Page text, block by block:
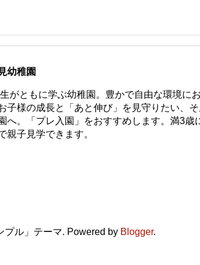
幼稚園
がともに学ぶ幼稚園。豊かで自由な環境に
子様の成長と「あと伸び」を見守りたい、
へ。「プレ入園」をおすすめします。満3歳
親子見学できます。
プル」テーマ. Powered by Blogger.